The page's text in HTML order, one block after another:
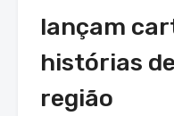
lançam
histórias
região